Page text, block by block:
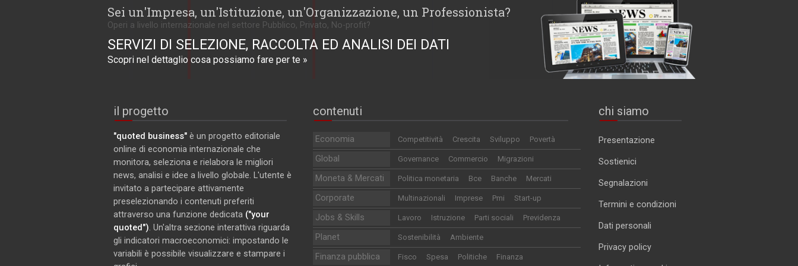
Sei un'Impresa, un'Istituzione, un'Organizzazione, un Professionista?
Operi a livello internazionale nel settore Pubblico, Privato, No-profit?
SERVIZI DI SELEZIONE, RACCOLTA ED ANALISI DEI DATI
Scopri nel dettaglio cosa possiamo fare per te »
il progetto
"quoted business" è un progetto editoriale
online di economia internazionale che
monitora, seleziona e rielabora le migliori
news, analisi e idee a livello globale. L'utente è
invitato a partecipare attivamente
preselezionando i contenuti preferiti
attraverso una funzione dedicata ("your
quoted"). Un'altra sezione interattiva riguarda
gli indicatori macroeconomici: impostando le
variabili è possibile visualizzare e stampare i
contenuti
Economia Competitività Crescita Sviluppo Povertà
Global Governance Commercio Migrazioni
Moneta & Mercati Politica monetaria Bce Banche Mercati
Corporate Multinazionali Imprese Pmi Start-up
Jobs & Skills Lavoro Istruzione Parti sociali Previdenza
Planet Sostenibilità Ambiente
Finanza pubblica Fisco Spesa Politiche Finanza
chi siamo
Presentazione
Sostienici
Segnalazioni
Termini e condizioni
Dati personali
Privacy policy